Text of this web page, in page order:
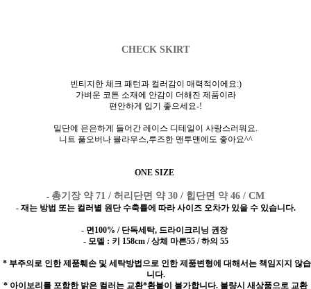
CHECK SKIRT
빈티지한 체크 패턴과 컬러감이 매력적이에요:)
가벼운 코튼 소재에 안감이 더해진 제품이라
편안하게 입기 좋으세요-!
밑단에 은은하게 들어간 레이스 디테일이 사랑스러워요.
니트 풀오버나 블라우스,루즈한 맨투맨에도 좋아요^^
ONE SIZE
- 총기장 약 71 / 허리단면 약 30 / 힙단면 약 46 / CM
- 재는 방법 또는 컬러별 원단 수축률에 따라 사이즈 오차가 있을 수 있습니다.
- 면100% / 단독세탁, 드라이크리닝 권장
- 모델 : 키 158cm / 상체 마른55 / 하의 55
* 부주의로 인한 제품훼손 및 세탁방법으로 인한 제품변형에 대해서는 책임지지 않습
니다.
* 아이보리를 포함한 밝은 컬러는 교환*환불이 불가합니다. 불량시 새상품으로 교환